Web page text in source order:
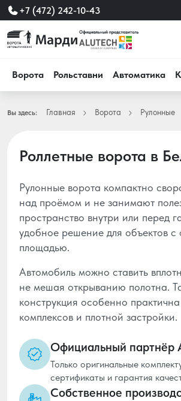
+7 (472) 242-10-43
Ворота Рольставни Автоматика
Вы здесь: Главная Ворота Рулонные
Роллетные ворота в
Рулонные ворота компактно
над проёмом и не занимают
пространство внутри или перед
удобное решение для объектов с
площадью.
Автомобиль можно ставить
не мешая открыванию полотна.
конструкция особенно
комплексов и плотной застройки.
Официальный
Только оригинальные
сертификаты и гарантия
Собственное